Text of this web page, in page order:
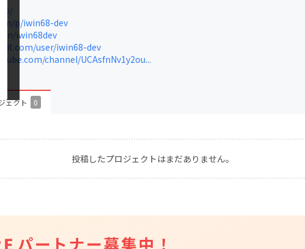
書籍・雑誌出版
チャレンジ
p/iwin68-dev
iwin68dev
user/iwin68-dev
channel/UCAsfnNv1y2ou...
ェクト 0
投稿したプロジェクトはまだありません。